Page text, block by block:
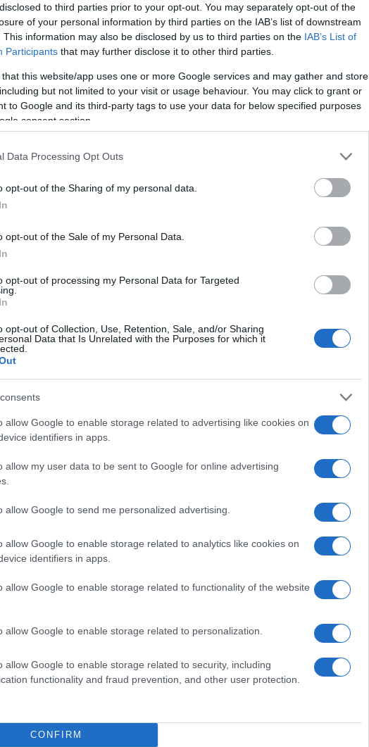
to third parties prior to your opt-out. You may separately opt-out of the
of your personal information by third parties on the IAB’s list of downstream
This information may also be disclosed by us to third parties on the IAB’s List of
Participants that may further disclose it to other third parties.
that this website/app uses one or more Google services and may gather and store
but not limited to your visit or usage behaviour. You may click to grant or
to Google and its third-party tags to use your data for below specified purposes
consent section.
Data Processing Opt Outs
opt-out of the Sharing of my personal data.
opt-out of the Sale of my Personal Data.
opt-out of processing my Personal Data for Targeted
opt-out of Collection, Use, Retention, Sale, and/or Sharing
Data that Is Unrelated with the Purposes for which it
allow Google to enable storage related to advertising like cookies on
identifiers in apps.
allow my user data to be sent to Google for online advertising
allow Google to send me personalized advertising.
allow Google to enable storage related to analytics like cookies on
identifiers in apps.
allow Google to enable storage related to functionality of the website
allow Google to enable storage related to personalization.
allow Google to enable storage related to security, including
functionality and fraud prevention, and other user protection.
CONFIRM
compatta ma ricca: dalla bellezza
sui ghiacciai, fino alla vivacità commerciale
prevede pernottamento in hotel nella zona di
in bus. Prima di partire è
e condizioni meteo, perché la
minuto.
Bernina
ferroviario conosciuto come
i siti UNESCO per il suo valore paesaggistico
raggiunge i
come il
nei primi anni del XX secolo, offre
che cambiano colore con il mutare delle
superando un dislivello notevole: oltre
una distanza in linea d’aria di circa
gestisce salite fino al 7%senza l’uso della
applicata al tracciato. Le carrozze
curva e ogni passaggio, trasformando lo
scenografica.